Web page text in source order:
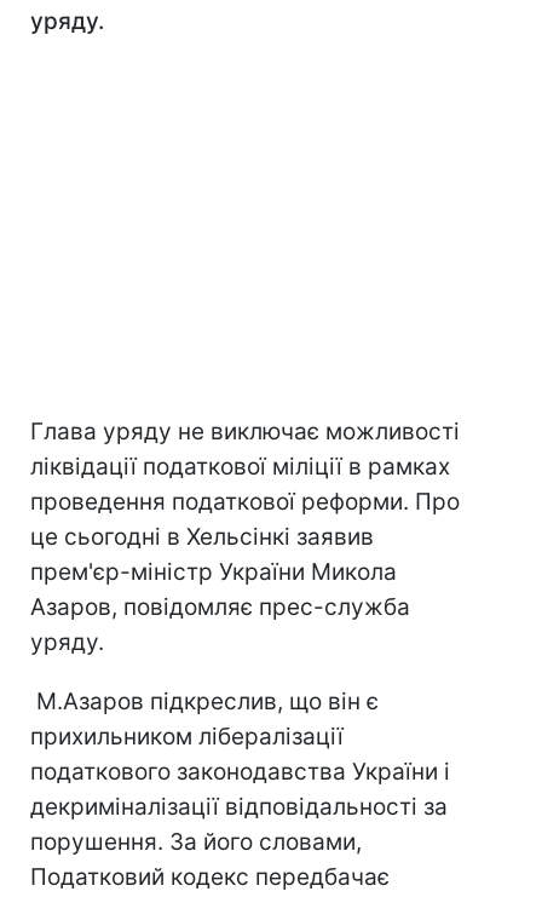
уряду.
Глава уряду не виключає можливості
ліквідації податкової міліції в рамках
проведення податкової реформи. Про
це сьогодні в Хельсінкі заявив
прем'єр-міністр України Микола
Азаров, повідомляє прес-служба
уряду.
М.Азаров підкреслив, що він є
прихильником лібералізації
податкового законодавства України і
декриміналізації відповідальності за
порушення. За його словами,
Податковий кодекс передбачає